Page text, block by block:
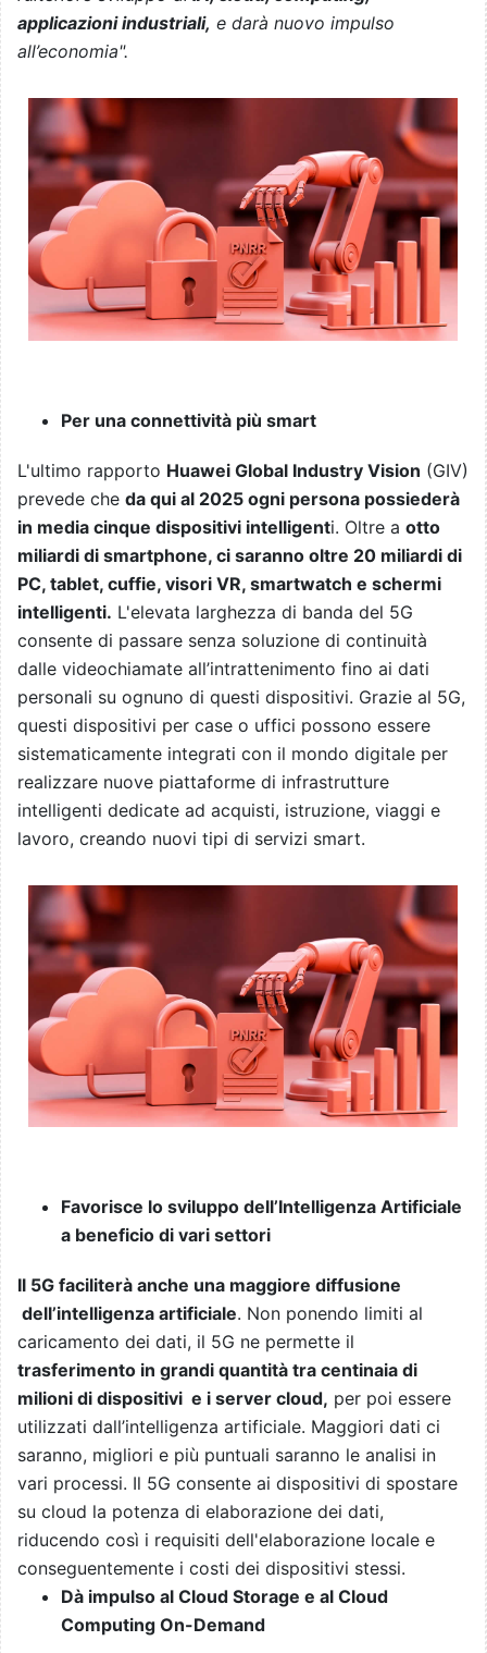
applicazioni industriali, e darà nuovo impulso
all’economia".
Per una connettività più smart
L'ultimo rapporto Huawei Global Industry Vision (GIV)
prevede che da qui al 2025 ogni persona possiederà
in media cinque dispositivi intelligenti. Oltre a otto
miliardi di smartphone, ci saranno oltre 20 miliardi di
PC, tablet, cuffie, visori VR, smartwatch e schermi
intelligenti. L'elevata larghezza di banda del 5G
consente di passare senza soluzione di continuità
dalle videochiamate all’intrattenimento fino ai dati
personali su ognuno di questi dispositivi. Grazie al 5G,
questi dispositivi per case o uffici possono essere
sistematicamente integrati con il mondo digitale per
realizzare nuove piattaforme di infrastrutture
intelligenti dedicate ad acquisti, istruzione, viaggi e
lavoro, creando nuovi tipi di servizi smart.
Favorisce lo sviluppo dell’Intelligenza Artificiale
a beneficio di vari settori
Il 5G faciliterà anche una maggiore diffusione
dell’intelligenza artificiale. Non ponendo limiti al
caricamento dei dati, il 5G ne permette il
trasferimento in grandi quantità tra centinaia di
milioni di dispositivi e i server cloud, per poi essere
utilizzati dall’intelligenza artificiale. Maggiori dati ci
saranno, migliori e più puntuali saranno le analisi in
vari processi. Il 5G consente ai dispositivi di spostare
su cloud la potenza di elaborazione dei dati,
riducendo così i requisiti dell'elaborazione locale e
conseguentemente i costi dei dispositivi stessi.
Dà impulso al Cloud Storage e al Cloud
Computing On-Demand